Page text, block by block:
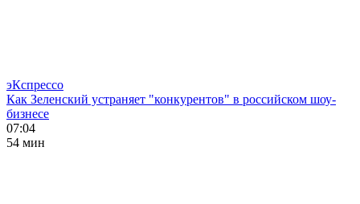
эКспрессо
Как Зеленский устраняет "конкурентов" в российском шоу-
бизнесе
07:04
54 мин